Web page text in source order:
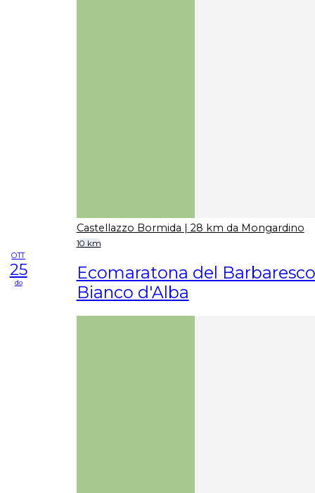
Castellazzo Bormida | 28 km da Mongardino
10 km
OTT
25
do
Ecomaratona del
Bianco d'Alba